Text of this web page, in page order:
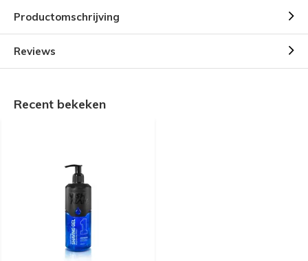
Productomschrijving
Reviews
Recent bekeken